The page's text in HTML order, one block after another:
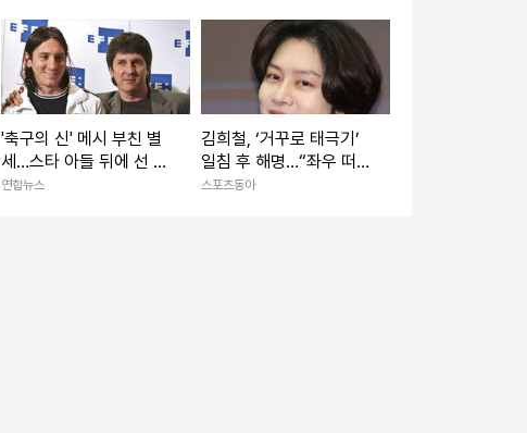
'축구의 신' 메시 부친 별
세…스타 아들 뒤에 선 조
용한 조력자
연합뉴스
김희철, ‘거꾸로 태극기’
일침 후 해명…“좌우 떠나
우리나라 국기”[SD이슈]
스포츠동아